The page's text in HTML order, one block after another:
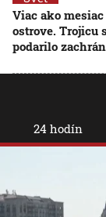
Viac ako
ostrove. Trojicu
podarilo
24 hodín